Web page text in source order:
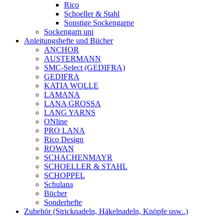
Rico
Schoeller & Stahl
Sonstige Sockengarne
Sockengarn uni
Anleitungshefte und Bücher
ANCHOR
AUSTERMANN
SMC-Select (GEDIFRA)
GEDIFRA
KATIA WOLLE
LAMANA
LANA GROSSA
LANG YARNS
ONline
PRO LANA
Rico Design
ROWAN
SCHACHENMAYR
SCHOELLER & STAHL
SCHOPPEL
Schulana
Bücher
Sonderhefte
Zubehör (Stricknadeln, Häkelnadeln, Knöpfe usw..)